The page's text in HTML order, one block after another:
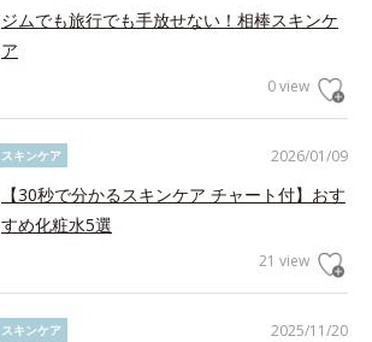
ジムでも旅行でも手放せない！相棒スキンケ
ア
0 view
2026/01/09
スキンケア
【30秒で分かるスキンケア チャート付】おす
すめ化粧水5選
21 view
2025/11/20
スキンケア